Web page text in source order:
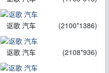
讴歌 汽车 (2100*1386)
讴歌 汽车 (2108*936)